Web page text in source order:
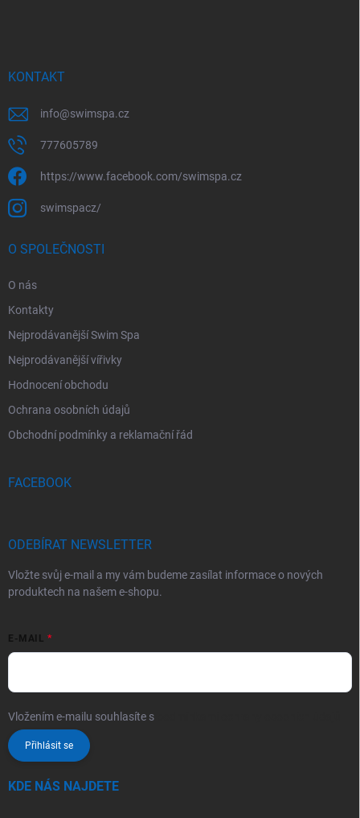
KONTAKT
info@swimspa.cz
777605789
https://www.facebook.com/swimspa.cz
swimspacz/
O SPOLEČNOSTI
O nás
Kontakty
Nejprodávanější Swim Spa
Nejprodávanější vířivky
Hodnocení obchodu
Ochrana osobních údajů
Obchodní podmínky a reklamační řád
FACEBOOK
ODEBÍRAT NEWSLETTER
Vložte svůj e-mail a my vám budeme zasílat informace o nových
produktech na našem e-shopu.
E-MAIL
Vložením e-mailu souhlasíte s
Přihlásit se
KDE NÁS NAJDETE